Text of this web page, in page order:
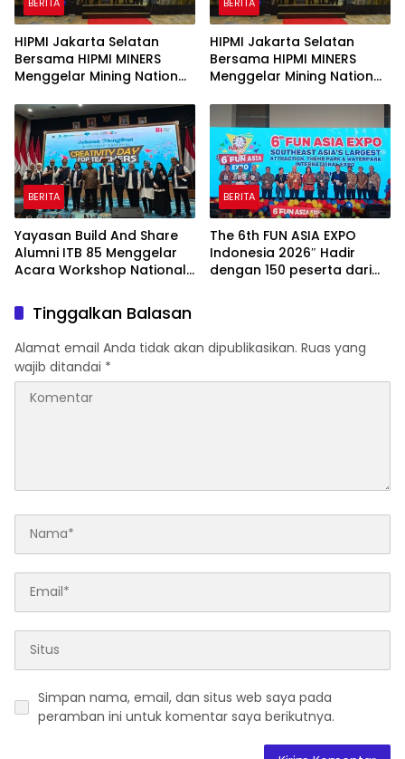
BERITA
HIPMI Jakarta Selatan
Bersama HIPMI MINERS
Menggelar Mining Nation
Indah Golf Jakarta
BERITA
HIPMI Jakarta Selatan
Bersama HIPMI MINERS
Menggelar Mining Nation
Indah Golf Jakarta
BERITA
Yayasan Build And Share
Alumni ITB 85 Menggelar
Acara Workshop National
2026 & Dibuka Resmi
Pramono Anung (Gubernur
DKI Jakarta)
BERITA
The 6th FUN ASIA EXPO
Indonesia 2026″ Hadir
dengan 150 peserta dari
di Tanah Air
Tinggalkan Balasan
Alamat email Anda tidak akan dipublikasikan. Ruas yang
wajib ditandai *
Simpan nama, email, dan situs web saya pada
peramban ini untuk komentar saya berikutnya.